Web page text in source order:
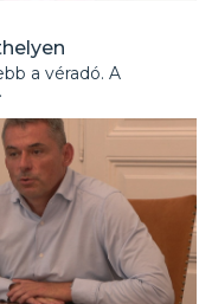
a véradó. A